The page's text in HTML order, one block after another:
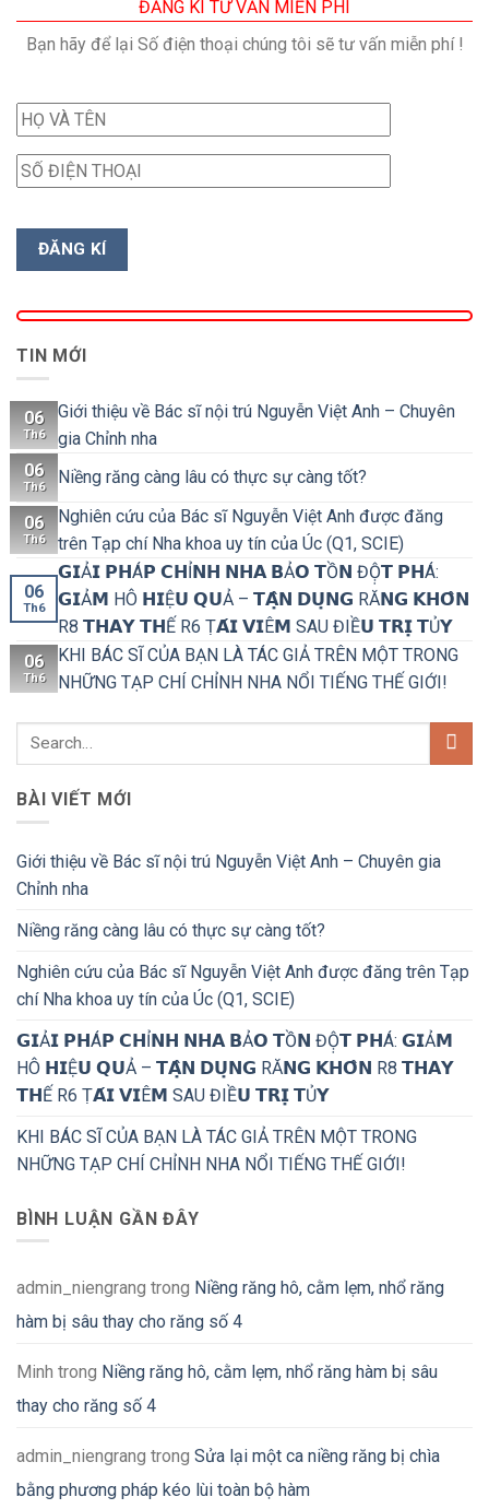
ĐĂNG KÍ TƯ VẤN MIỄN PHÍ
Bạn hãy để lại Số điện thoại chúng tôi sẽ tư vấn miễn phí !
TIN MỚI
06
Th6
Giới thiệu về Bác sĩ nội trú Nguyễn Việt Anh – Chuyên
gia Chỉnh nha
06
Th6 Niềng răng càng lâu có thực sự càng tốt?
06
Th6
Nghiên cứu của Bác sĩ Nguyễn Việt Anh được đăng
trên Tạp chí Nha khoa uy tín của Úc (Q1, SCIE)
06
Th6
𝗚𝗜Ả𝗜 𝗣𝗛Á𝗣 𝗖𝗛Ỉ𝗡𝗛 𝗡𝗛𝗔 𝗕Ả𝗢 𝗧Ồ𝗡 ĐỘ̣𝗧 𝗣𝗛Á:
𝗚𝗜Ả𝗠 HÔ 𝗛𝗜Ệ𝗨 𝗤𝗨Ả – 𝗧𝗔̣̂𝗡 𝗗𝗨̣𝗡𝗚 RĂ𝗡𝗚 𝗞𝗛𝗢̂𝗡
R8 𝗧𝗛𝗔𝗬 𝗧𝗛Ế R6 Ṭ𝗔́𝗜 𝗩𝗜Ê𝗠 SAU ĐIỀ𝗨 𝗧𝗥𝗜̣ 𝗧Ủ𝗬
06
Th6
KHI BÁC SĨ CỦA BẠN LÀ TÁC GIẢ TRÊN MỘT TRONG
NHỮNG TẠP CHÍ CHỈNH NHA NỔI TIẾNG THẾ GIỚI!
BÀI VIẾT MỚI
Giới thiệu về Bác sĩ nội trú Nguyễn Việt Anh – Chuyên gia
Chỉnh nha
Niềng răng càng lâu có thực sự càng tốt?
Nghiên cứu của Bác sĩ Nguyễn Việt Anh được đăng trên Tạp
chí Nha khoa uy tín của Úc (Q1, SCIE)
𝗚𝗜Ả𝗜 𝗣𝗛Á𝗣 𝗖𝗛Ỉ𝗡𝗛 𝗡𝗛𝗔 𝗕Ả𝗢 𝗧Ồ𝗡 ĐỘ̣𝗧 𝗣𝗛Á: 𝗚𝗜Ả𝗠
HÔ 𝗛𝗜Ệ𝗨 𝗤𝗨Ả – 𝗧𝗔̣̂𝗡 𝗗𝗨̣𝗡𝗚 RĂ𝗡𝗚 𝗞𝗛𝗢̂𝗡 R8 𝗧𝗛𝗔𝗬
𝗧𝗛Ế R6 Ṭ𝗔́𝗜 𝗩𝗜Ê𝗠 SAU ĐIỀ𝗨 𝗧𝗥𝗜̣ 𝗧Ủ𝗬
KHI BÁC SĨ CỦA BẠN LÀ TÁC GIẢ TRÊN MỘT TRONG
NHỮNG TẠP CHÍ CHỈNH NHA NỔI TIẾNG THẾ GIỚI!
BÌNH LUẬN GẦN ĐÂY
admin_niengrang trong Niềng răng hô, cằm lẹm, nhổ răng
hàm bị sâu thay cho răng số 4
Minh trong Niềng răng hô, cằm lẹm, nhổ răng hàm bị sâu
thay cho răng số 4
admin_niengrang trong Sửa lại một ca niềng răng bị chìa
bằng phương pháp kéo lùi toàn bộ hàm